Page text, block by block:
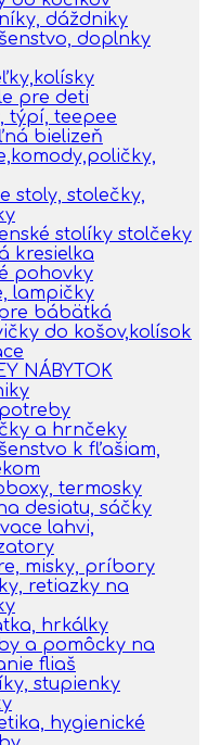
dáždniky
doplnky
pre deti
týpí, teepee
bielizeň
stoly, stolečky,
stolíky stolčeky
kresielka
pohovky
lampičky
bábätká
do košov,kolísok
NÁBYTOK
a hrnčeky
k fľašiam,
termosky
desiatu, sáčky
lahvi,
misky, príbory
retiazky na
hrkálky
a pomôcky na
fliaš
stupienky
hygienické